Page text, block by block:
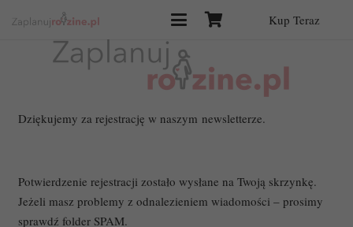
Kup Teraz
Dziękujemy za rejestrację w naszym newsletterze.
Potwierdzenie rejestracji zostało wysłane na Twoją skrzynkę.
Jeżeli masz problemy z odnalezieniem wiadomości – prosimy
sprawdź folder SPAM.